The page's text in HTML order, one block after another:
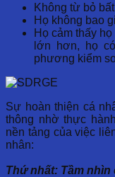
Không từ bỏ
Họ không bao
Họ cảm thấy
lớn hơn, họ
phương kiểm
Sự hoàn thiện cá
thông nhờ thực
nền tảng của việc
nhân:
Thứ nhất: Tầm nhìn